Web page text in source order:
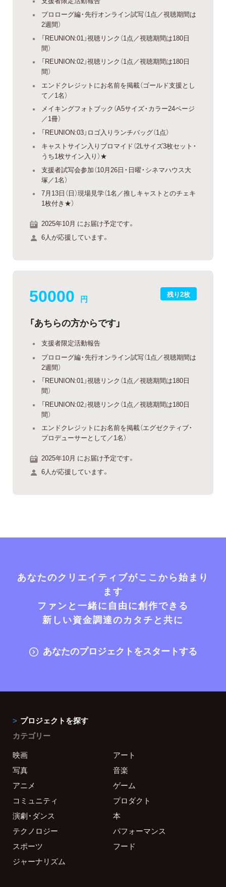
プロローグ編・先行オンライン試写（1点／視聴期間は
2週間）
「REUNION:01」視聴リンク（1点／視聴期間は180日
間）
「REUNION:02」視聴リンク（1点／視聴期間は180日
間）
エンドクレジットにお名前を掲載（ゴールド支援とし
て／1名）
メイキングフォトブック（A5サイズ・カラー24ページ
／1冊）
「REUNION:03」ロゴ入りランチバッグ（1点）
キャストサイン入りブロマイド（2Lサイズ3枚セット・
うち1枚サイン入り）★
支援者試写会参加（10月26日・日曜・シネマハウス大
塚／1名）
7月13日（日）現場見学（1名／推しキャストとのチェキ
1枚付き★）
2025年10月 にお届け予定です。
6人が応援しています。
残り2枚
50000 円
「あちらの方からです」
支援者限定活動報告
プロローグ編・先行オンライン試写（1点／視聴期間は
2週間）
「REUNION:01」視聴リンク（1点／視聴期間は180日
間）
「REUNION:02」視聴リンク（1点／視聴期間は180日
間）
エンドクレジットにお名前を掲載（エグゼクティブ・
プロデューサーとして／1名）
2025年10月 にお届け予定です。
6人が応援しています。
あなたのクリエイティブがここから始まり
ます
ファンと一緒に自由に創作できる
新しい資金調達のカタチと共に
あなたのプロジェクトをスタートする
プロジェクトを探す
カテゴリー
映画
アート
写真
音楽
アニメ
ゲーム
コミュニティ
プロダクト
演劇・ダンス
本
テクノロジー
パフォーマンス
スポーツ
フード
ジャーナリズム